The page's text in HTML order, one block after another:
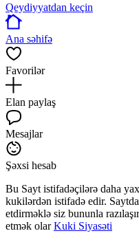
Qeydiyyatdan keçin
Ana səhifə
Favorilər
Elan paylaş
Mesajlar
Şəxsi hesab
Bu Sayt istifadəçilərə daha
kukilərdən istifadə edir.
etdirməklə siz bununla
etmək olarKuki Siyasəti